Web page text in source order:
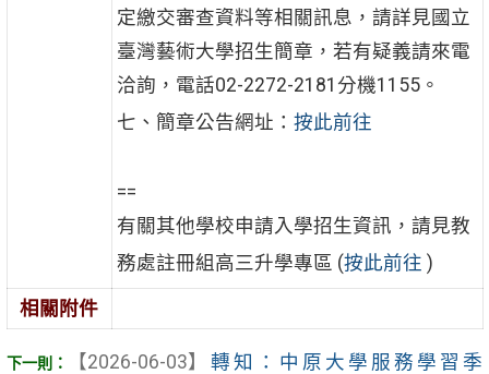
定繳交審查資料等相關訊息，請詳見國立
臺灣藝術大學招生簡章，若有疑義請來電
洽詢，電話02-2272-2181分機1155。
七、簡章公告網址： 按此前往
==
有關其他學校申請入學招生資訊，請見教
務處註冊組高三升學專區 (按此前往 )
相關附件
【2026-06-03】
轉知：中原大學服務學習季